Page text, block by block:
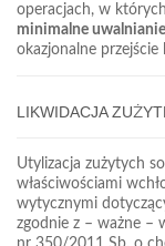
operacjach, w
minimalne
okazjonalne przejście
LIKWIDACJA
Utylizacja zużytych
właściwościami
wytycznymi
zgodnie z – ważne –